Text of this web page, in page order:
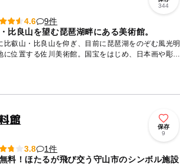
344
4.6
9件
比良山を望む琵琶湖畔にある美術館。
比叡山・比良山を仰ぎ、目前に琵琶湖をのぞむ風光明
に位置する佐川美術館。国宝をはじめ、日本画や彫
庭に浮か...
館
保存
9
3.8
1件
料！ほたるが飛び交う守山市のシンボル施設